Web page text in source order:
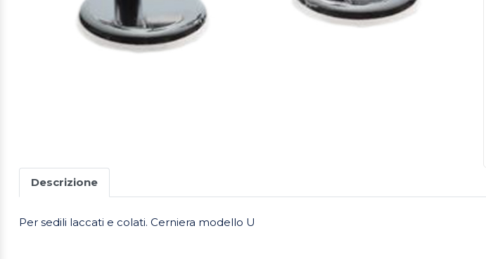
Descrizione
Per sedili laccati e colati. Cerniera modello U